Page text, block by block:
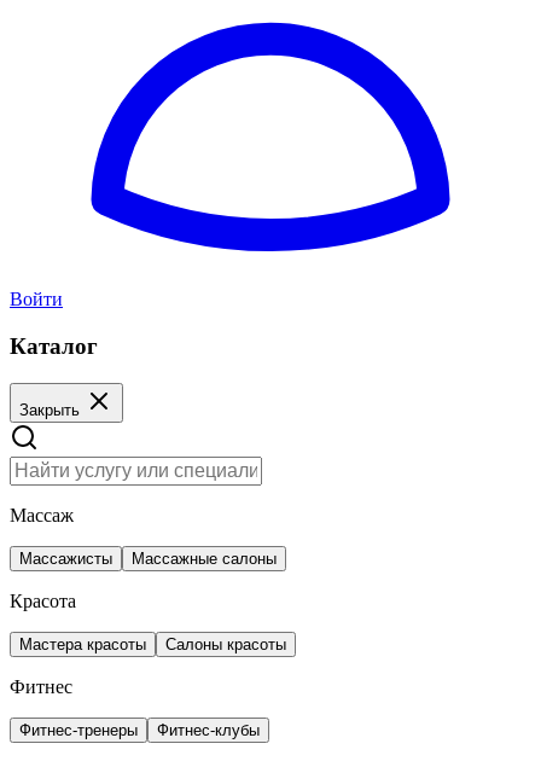
Войти
Каталог
Закрыть
Массаж
Массажисты Массажные салоны
Красота
Мастера красоты Салоны красоты
Фитнес
Фитнес-тренеры Фитнес-клубы